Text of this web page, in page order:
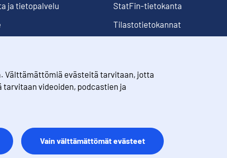
Välttämättömiä evästeitä tarvitaan, jotta
videoiden, podcastien ja
Vain välttämättömät evästeet
ja tietopalvelu
StatFin-tietokanta
Tilastotietokannat
Rahanarvonmuunnin